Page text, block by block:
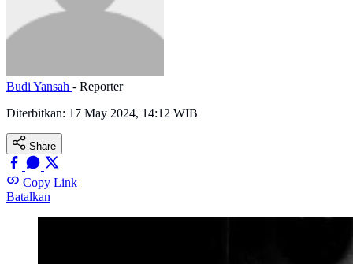
Budi Yansah - Reporter
Diterbitkan: 17 May 2024, 14:12 WIB
Share
Copy Link
Batalkan